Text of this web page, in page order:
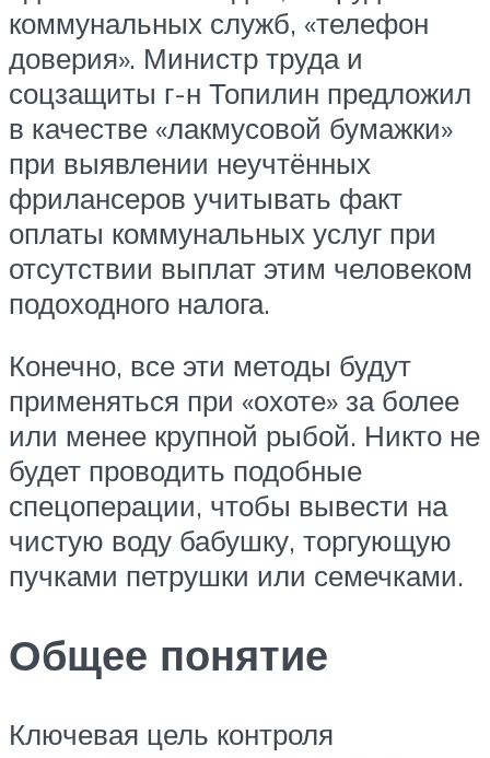
коммунальных служб, «телефон
доверия». Министр труда и
соцзащиты г-н Топилин предложил
в качестве «лакмусовой бумажки»
при выявлении неучтённых
фрилансеров учитывать факт
оплаты коммунальных услуг при
отсутствии выплат этим человеком
подоходного налога.
Конечно, все эти методы будут
применяться при «охоте» за более
или менее крупной рыбой. Никто не
будет проводить подобные
спецоперации, чтобы вывести на
чистую воду бабушку, торгующую
пучками петрушки или семечками.
Общее понятие
Ключевая цель контроля